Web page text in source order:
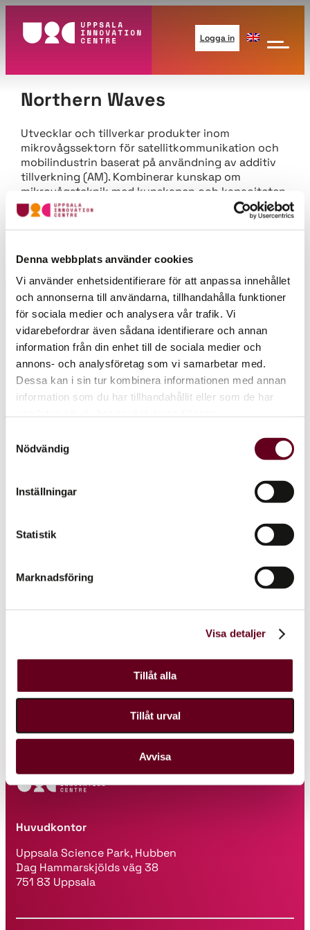
Denna webbplats använder cookies
Vi använder enhetsidentifierare för att anpassa innehållet
och annonserna till användarna, tillhandahålla funktioner
för sociala medier och analysera vår trafik. Vi
vidarebefordrar även sådana identifierare och annan
information från din enhet till de sociala medier och
annons- och analysföretag som vi samarbetar med.
Dessa kan i sin tur kombinera informationen med annan
information som du har tillhandahållit eller som de har
Nödvändig
Inställningar
Statistik
Marknadsföring
Visa detaljer
Tillåt alla
Tillåt urval
Avvisa
Logga in
Northern Waves
Utvecklar och tillverkar produkter inom
mikrovågssektorn för satellitkommunikation och
mobilindustrin baserat på användning av additiv
tillverkning (AM). Kombinerar kunskap om
mikrovågsteknik med kunskapen och kapaciteten
hos banbrytande AM-tekniker.
Nyhetsbrev
a
m
n
F
i
n
p
t
Jag godkänner hur UIC behandlar mina kontaktuppgifter.
LinkedIn Facebook Instagram
Huvudkontor
Uppsala Science Park, Hubben
Dag Hammarskjölds väg 38
751 83 Uppsala